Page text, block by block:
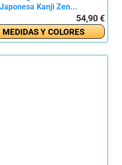
Japonesa Kanji Zen...
54,90 €
MEDIDAS Y COLORES